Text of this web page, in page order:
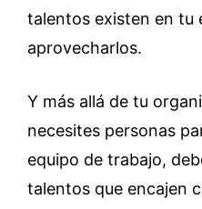
talentos existen en tu
aprovecharlos.
Y más allá de tu
necesites personas
equipo de trabajo,
talentos que encajen